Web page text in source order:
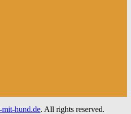
mit-hund.de. All rights reserved.